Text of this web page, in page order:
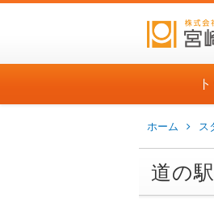
ホーム ス
道の